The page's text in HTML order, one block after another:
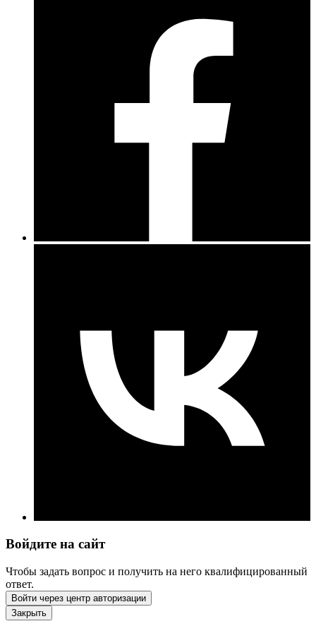
Войдите на сайт
Чтобы задать вопрос и получить на него квалифицированный
ответ.
Войти через центр авторизации
Закрыть